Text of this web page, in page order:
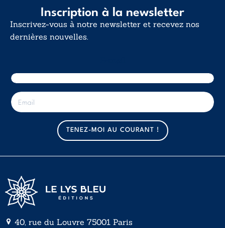
Inscription à la newsletter
Inscrivez-vous à notre newsletter et recevez nos
dernières nouvelles.
E
-
m
TENEZ-MOI AU COURANT !
40, rue du Louvre 75001 Paris